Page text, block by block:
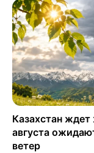
Казахстан ждет
августа
ветер